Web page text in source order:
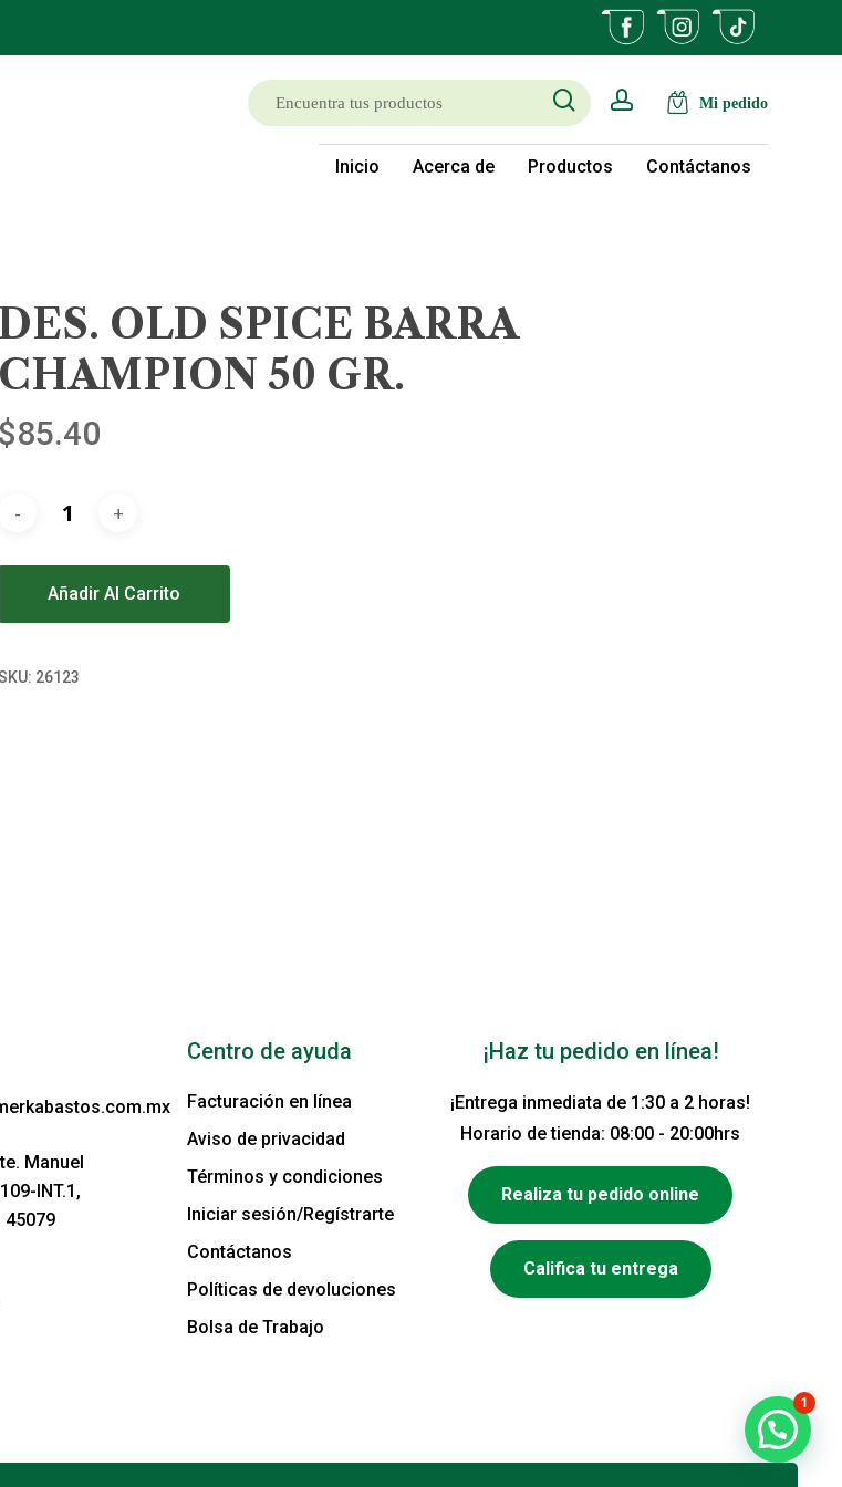
Inicio Acerca de Productos Contáctanos
searchaccount
DES. OLD SPICE BARRA
CHAMPION 50 GR.
$85.40
Añadir Al Carrito
26123
Manuel
INT.1,
45079
Centro de ayuda
Facturación en línea
Aviso de privacidad
Términos y condiciones
Iniciar sesión/Regístrarte
Contáctanos
Políticas de devoluciones
Bolsa de Trabajo
¡Haz tu pedido en línea!
¡Entrega inmediata de 1:30 a 2 horas!
Horario de tienda: 08:00 - 20:00hrs
Realiza tu pedido online
Califica tu entrega
1